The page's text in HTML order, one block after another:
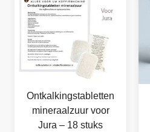
Ontkalkingstabletten
mineraalzuur voor
Jura – 18 stuks